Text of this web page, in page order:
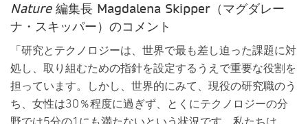
Nature編集長 Magdalena Skipper（マグダレー
ナ・スキッパー）のコメント
「研究とテクノロジーは、世界で最も差し迫った課題に対
処し、取り組むための指針を設定するうえで重要な役割を
担っています。しかし、世界的にみて、現役の研究職のう
ち、女性は30％程度に過ぎず、とくにテクノロジーの分
野では5分の1にも満たないという状況です。私たちは